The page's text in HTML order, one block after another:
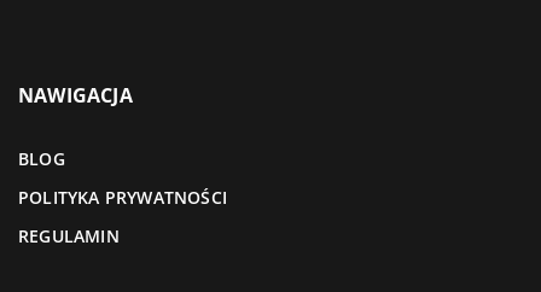
NAWIGACJA
BLOG
POLITYKA PRYWATNOŚCI
REGULAMIN